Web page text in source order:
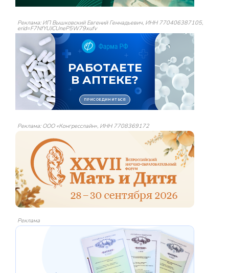
Реклама: ИП Вышковский Евгений Геннадьевич, ИНН 770406387105,
erid=F7NfYUJCUneP5W79xufv
Реклама: ООО «Конгресслайн», ИНН 7708369172
Реклама